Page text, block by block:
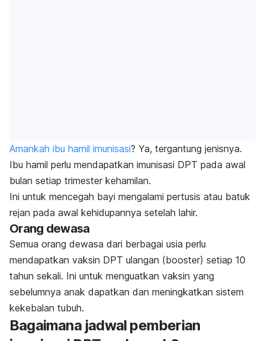
Amankah ibu hamil imunisasi? Ya, tergantung jenisnya.
Ibu hamil perlu mendapatkan imunisasi DPT pada awal
bulan setiap trimester kehamilan.
Ini untuk mencegah bayi mengalami pertusis atau batuk
rejan pada awal kehidupannya setelah lahir.
Orang dewasa
Semua orang dewasa dari berbagai usia perlu
mendapatkan vaksin DPT ulangan (booster) setiap 10
tahun sekali. Ini untuk menguatkan vaksin yang
sebelumnya anak dapatkan dan meningkatkan sistem
kekebalan tubuh.
Bagaimana jadwal pemberian